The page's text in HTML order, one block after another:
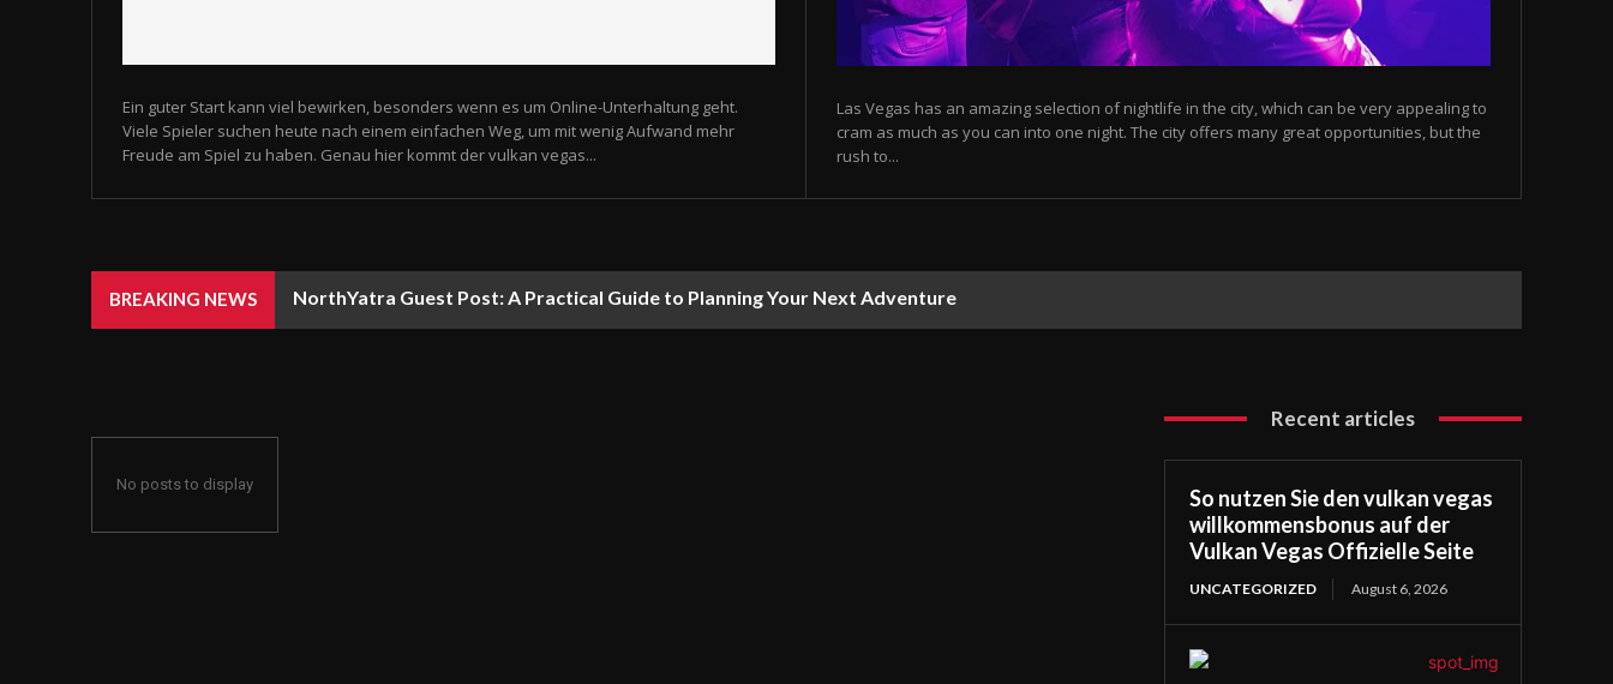
Ein guter Start kann viel bewirken, besonders wenn es um Online-Unterhaltung geht.
Viele Spieler suchen heute nach einem einfachen Weg, um mit wenig Aufwand mehr
Freude am Spiel zu haben. Genau hier kommt der vulkan vegas...
Las Vegas has an amazing selection of nightlife in the city, which can be very appealing to
cram as much as you can into one night. The city offers many great opportunities, but the
rush to...
BREAKING NEWS NorthYatra Guest Post: A Practical Guide to Planning Your Next Adventure
No posts to display
Recent articles
So nutzen Sie den vulkan vegas
willkommensbonus auf der
Vulkan Vegas Offizielle Seite
UNCATEGORIZED August 6, 2026